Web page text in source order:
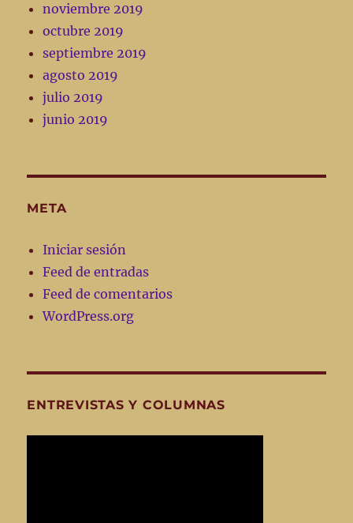
noviembre 2019
octubre 2019
septiembre 2019
agosto 2019
julio 2019
junio 2019
META
Iniciar sesión
Feed de entradas
Feed de comentarios
WordPress.org
ENTREVISTAS Y COLUMNAS